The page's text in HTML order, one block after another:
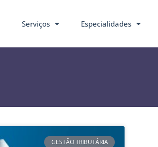
Serviços Especialidades
GESTÃO TRIBUTÁRIA